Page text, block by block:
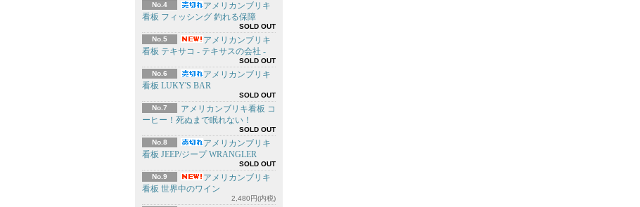
No.4
アメリカンブリキ
看板 フィッシング 釣れる保障
SOLD OUT
No.5
アメリカンブリキ
看板 テキサコ - テキサスの会社 -
SOLD OUT
No.6
アメリカンブリキ
看板 LUKY'S BAR
SOLD OUT
No.7
アメリカンブリキ看板 コ
ーヒー！死ぬまで眠れない！
SOLD OUT
No.8
アメリカンブリキ
看板 JEEP/ジープ WRANGLER
SOLD OUT
No.9
アメリカンブリキ
看板 世界中のワイン
2,480円(内税)